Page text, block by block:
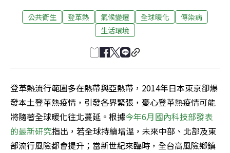
公共衛生 登革熱 氣候變遷 全球暖化
傳染病
生活環境
登革熱流行範圍多在熱帶與亞熱帶，2014年日本東京卻爆
發本土登革熱疫情，引發各界緊張，憂心登革熱疫情可能
將隨著全球暖化往北蔓延。根據今年6月國內科技部發表
的最新研究指出，若全球持續增溫，未來中部、北部及東
部流行風險都會提升；當新世紀來臨時，全台高風險鄉鎮